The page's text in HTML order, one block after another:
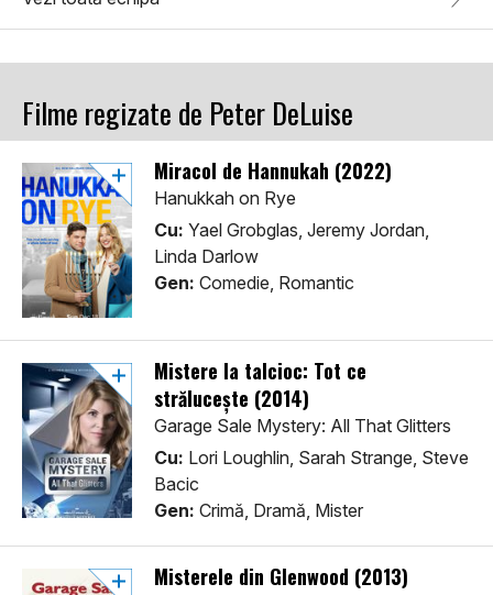
Filme regizate de Peter DeLuise
Miracol de Hannukah (2022)
Hanukkah on Rye
Cu: Yael Grobglas, Jeremy Jordan,
Linda Darlow
Gen: Comedie, Romantic
Mistere la talcioc: Tot ce
strălucește (2014)
Garage Sale Mystery: All That Glitters
Cu: Lori Loughlin, Sarah Strange, Steve
Bacic
Gen: Crimă, Dramă, Mister
Misterele din Glenwood (2013)